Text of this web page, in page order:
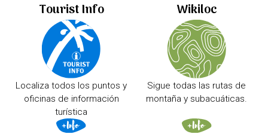
Tourist Info
Localiza todos los puntos y
oficinas de información
turística
Wikiloc
Sigue todas las rutas de
montaña y subacuáticas.